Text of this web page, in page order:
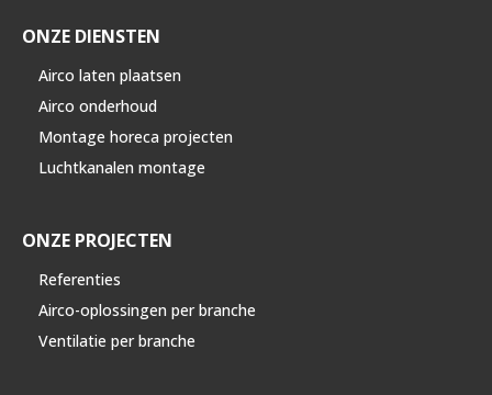
ONZE DIENSTEN
Airco laten plaatsen
Airco onderhoud
Montage horeca projecten
Luchtkanalen montage
ONZE PROJECTEN
Referenties
Airco-oplossingen per branche
Ventilatie per branche